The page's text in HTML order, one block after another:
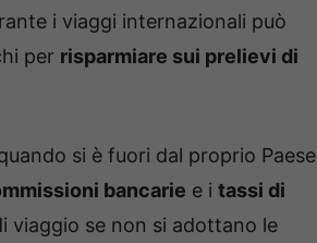
i viaggi internazionali può
per risparmiare sui prelievi di
si è fuori dal proprio Paese
bancarie e i tassi di
viaggio se non si adottano le